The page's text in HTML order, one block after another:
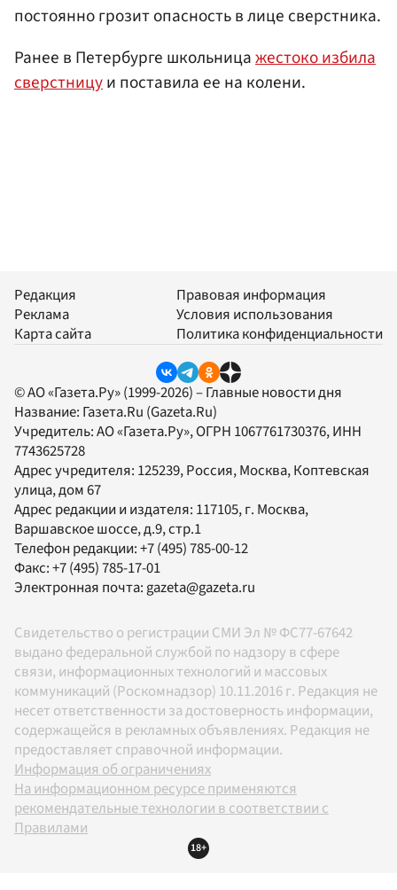
постоянно грозит опасность в лице сверстника.
Ранее в Петербурге школьницажестоко избила
сверстницуи поставила ее на колени.
Редакция
Реклама
Карта сайта
Правовая информация
Условия использования
Политика конфиденциальности
© АО «Газета.Ру» (1999-2026) – Главные новости дня
Название: Газета.Ru (Gazeta.Ru)
Учредитель:АО «Газета.Ру», ОГРН 1067761730376, ИНН
7743625728
Адрес учредителя: 125239, Россия, Москва, Коптевская
улица, дом 67
Адрес редакции и издателя: 117105, г. Москва,
Варшавское шоссе, д.9, стр.1
Телефон редакции:+7 (495) 785-00-12
Факс:+7 (495) 785-17-01
Электронная почта: gazeta@gazeta.ru
Свидетельство о регистрации СМИ Эл № ФС77-67642
выдано федеральной службой по надзору в сфере
связи, информационных технологий и массовых
коммуникаций (Роскомнадзор) 10.11.2016 г. Редакция не
несет ответственности за достоверность информации,
содержащейся в рекламных объявлениях. Редакция не
предоставляет справочной информации.
Информация об ограничениях
На информационном ресурсе применяются
рекомендательные технологии в соответствии с
Правилами
18+